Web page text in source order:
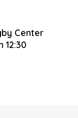
Center
12:30